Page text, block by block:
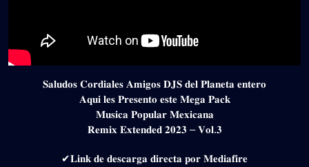
𝐒𝐚𝐥𝐮𝐝𝐨𝐬 𝐂𝐨𝐫𝐝𝐢𝐚𝐥𝐞𝐬 𝐀𝐦𝐢𝐠𝐨𝐬 𝐃𝐉𝐒 𝐝𝐞𝐥 𝐏𝐥𝐚𝐧𝐞𝐭𝐚 𝐞𝐧𝐭𝐞𝐫𝐨
𝐀𝐪𝐮𝐢 𝐥𝐞𝐬 𝐏𝐫𝐞𝐬𝐞𝐧𝐭𝐨 𝐞𝐬𝐭𝐞 𝐌𝐞𝐠𝐚 𝐏𝐚𝐜𝐤
𝐌𝐮𝐬𝐢𝐜𝐚 𝐏𝐨𝐩𝐮𝐥𝐚𝐫 𝐌𝐞𝐱𝐢𝐜𝐚𝐧𝐚
𝐑𝐞𝐦𝐢𝐱 𝐄𝐱𝐭𝐞𝐧𝐝𝐞𝐝 𝟐𝟎𝟐𝟑 – 𝐕𝐨𝐥.𝟑
✔𝐋𝐢𝐧𝐤 𝐝𝐞 𝐝𝐞𝐬𝐜𝐚𝐫𝐠𝐚 𝐝𝐢𝐫𝐞𝐜𝐭𝐚 𝐩𝐨𝐫 𝐌𝐞𝐝𝐢𝐚𝐟𝐢𝐫𝐞